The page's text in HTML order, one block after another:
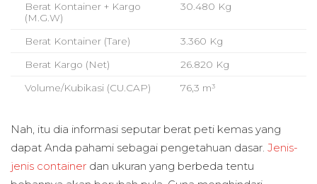
Berat Kontainer + Kargo
(M.G.W)
30.480 Kg
Berat Kontainer (Tare) 3.360 Kg
Berat Kargo (Net) 26.820 Kg
Volume/Kubikasi (CU.CAP) 76,3 m³
Nah, itu dia informasi seputar berat peti kemas yang
dapat Anda pahami sebagai pengetahuan dasar. Jenis-
jenis container dan ukuran yang berbeda tentu